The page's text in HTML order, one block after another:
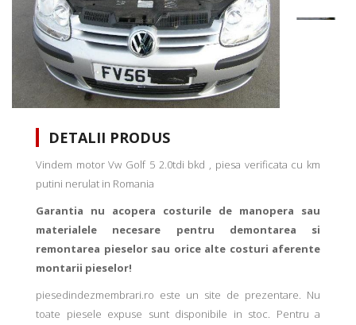
DETALII PRODUS
Vindem motor Vw Golf 5 2.0tdi bkd , piesa verificata cu km
putini nerulat in Romania
Garantia nu acopera costurile de manopera sau
materialele necesare pentru demontarea si
remontarea pieselor sau orice alte costuri aferente
montarii pieselor!
piesedindezmembrari.ro este un site de prezentare. Nu
toate piesele expuse sunt disponibile in stoc. Pentru a